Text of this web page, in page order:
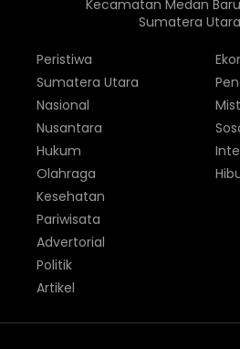
Kecamatan Medan
Sumatera Utara
Peristiwa
Sumatera Utara
Nasional
Nusantara
Hukum
Olahraga
Kesehatan
Pariwisata
Advertorial
Politik
Artikel